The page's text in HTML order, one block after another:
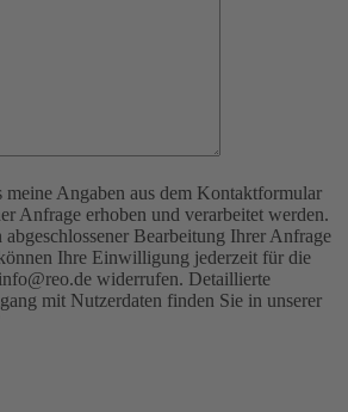
meine Angaben aus dem Kontaktformular
Anfrage erhoben und verarbeitet werden.
Bearbeitung Ihrer Anfrage
Ihre Einwilligung jederzeit für die
widerrufen. Detaillierte
mit Nutzerdaten finden Sie in unserer